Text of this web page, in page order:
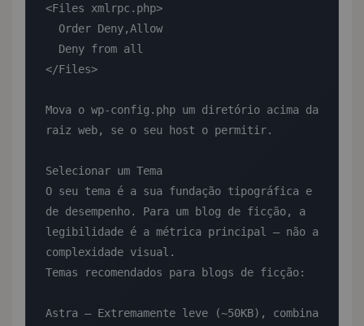
<Files xmlrpc.php>
</Files>
Mova o wp-config.php um diretório acima da
raiz web, se o seu host o permitir.
Selecionar um Tema
O seu tema é a sua fundação tipográfica e
de desempenho. Para um blog de ficção, a
legibilidade é a métrica principal — não a
complexidade visual.
Temas recomendados para blogs de ficção:
Astra — Extremamente leve (~50KB), combina